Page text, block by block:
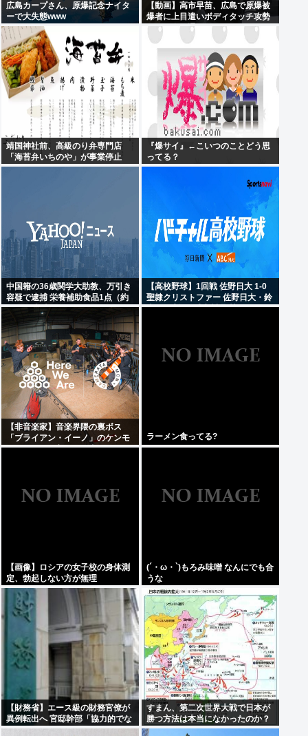
広島カープさん、原爆記念ナイタ
ーで大失態www
【動画】高市早苗、広島で原爆被
爆者に上目遣いボディタッチ攻勢
するも全く通用しないどころか
「非常に不安」とガチギレ
靖国神社前、高級のり弁専門店
「海苔弁いちのや」が事業停止
『爆サイ』←こいつのことどう思
ってる？
中国籍の36歳関学大助教、万引き
容疑で逮捕 栄養補助食品1点（約
6400円相当）
【高校野球】1回戦 佐野日大 1-0
聖隷クリストファー 佐野日大・鈴
木102球無四球完封 聖隷クリスト
【非音楽家】音楽界隈の裏ボス
「ブライアン・イーノ」のケンモ
メンがお気に入りの仕事は何？
ラーメン食ってる?
【画像】ロシアの女子校の身体測
定、勃起しない方が無理
(´・ω・`)もろみ味噌 なんにでも合
うな
【財務省】エース級の財務官僚が
異例転出へ 官邸幹部「協力的でな
かったから」
すまん、第二次世界大戦で日本が
勝つ方法は本当になかったのか？